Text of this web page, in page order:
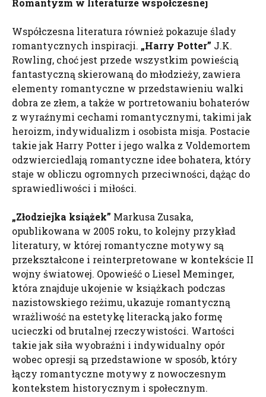
Romantyzm w literaturze współczesnej
Współczesna literatura również pokazuje ślady
romantycznych inspiracji. „Harry Potter” J.K.
Rowling, choć jest przede wszystkim powieścią
fantastyczną skierowaną do młodzieży, zawiera
elementy romantyczne w przedstawieniu walki
dobra ze złem, a także w portretowaniu bohaterów
z wyraźnymi cechami romantycznymi, takimi jak
heroizm, indywidualizm i osobista misja. Postacie
takie jak Harry Potter i jego walka z Voldemortem
odzwierciedlają romantyczne idee bohatera, który
staje w obliczu ogromnych przeciwności, dążąc do
sprawiedliwości i miłości.
„Złodziejka książek” Markusa Zusaka,
opublikowana w 2005 roku, to kolejny przykład
literatury, w której romantyczne motywy są
przekształcone i reinterpretowane w kontekście II
wojny światowej. Opowieść o Liesel Meminger,
która znajduje ukojenie w książkach podczas
nazistowskiego reżimu, ukazuje romantyczną
wrażliwość na estetykę literacką jako formę
ucieczki od brutalnej rzeczywistości. Wartości
takie jak siła wyobraźni i indywidualny opór
wobec opresji są przedstawione w sposób, który
łączy romantyczne motywy z nowoczesnym
kontekstem historycznym i społecznym.